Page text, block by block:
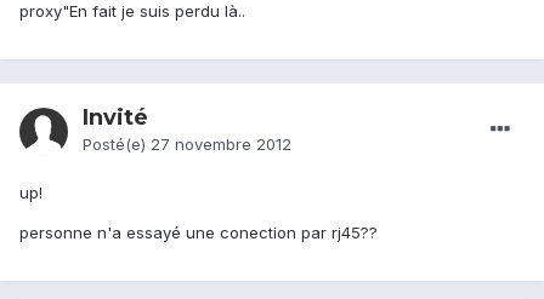
proxy"En fait je suis perdu là..
Invité
Posté(e) 27 novembre 2012
up!
personne n'a essayé une conection par rj45??